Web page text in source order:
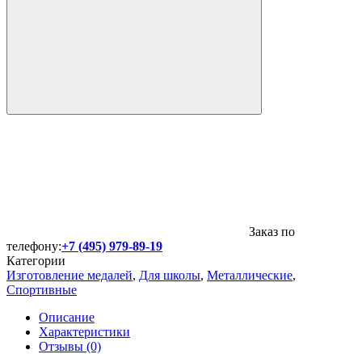
Заказ по
телефону:+7 (495) 979-89-19
Категории
Изготовление медалей, Для школы, Металлические,
Спортивные
Описание
Характеристики
Отзывы (0)